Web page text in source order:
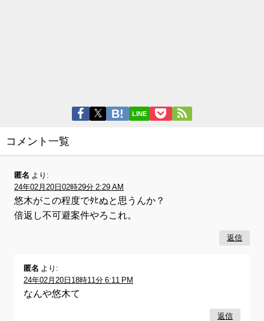
LINE
コメント一覧
匿名 より:
24年02月20日02時29分 2:29 AM
悠木がこの程度でﾀﾋぬと思うんか？
倍返し不可避案件やろこれ。
返信
匿名 より:
24年02月20日18時11分 6:11 PM
なんや悠木て
返信